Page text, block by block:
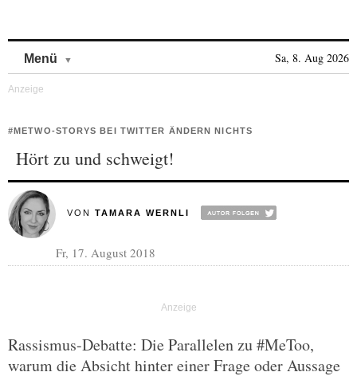
Menü Sa, 8. Aug 2026
#METWO-STORYS BEI TWITTER ÄNDERN NICHTS
Hört zu und schweigt!
VON TAMARA WERNLI
Fr, 17. August 2018
Rassismus-Debatte: Die Parallelen zu #MeToo,
warum die Absicht hinter einer Frage oder Aussage